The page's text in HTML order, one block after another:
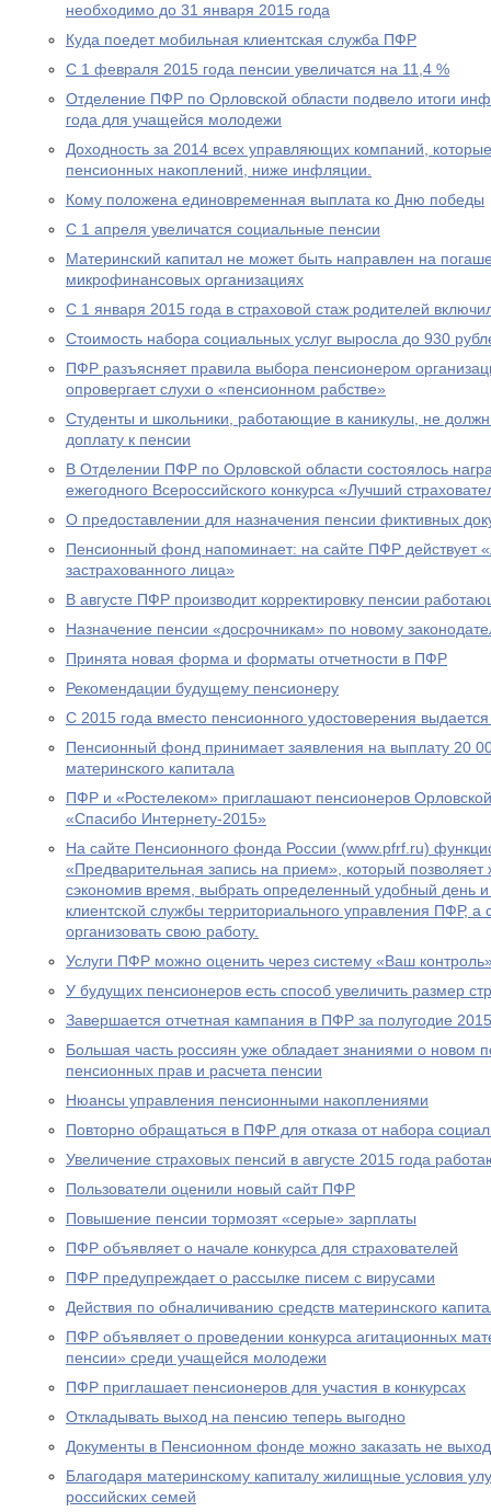
необходимо до 31 января 2015 года
Куда поедет мобильная клиентская служба ПФР
С 1 февраля 2015 года пенсии увеличатся на 11,4 %
Отделение ПФР по Орловской области подвело итоги
года для учащейся молодежи
Доходность за 2014 всех управляющих компаний,
пенсионных накоплений, ниже инфляции.
Кому положена единовременная выплата ко Дню победы
С 1 апреля увеличатся социальные пенсии
Материнский капитал не может быть направлен на
микрофинансовых организациях
С 1 января 2015 года в страховой стаж родителей
Стоимость набора социальных услуг выросла до 930
ПФР разъясняет правила выбора пенсионером
опровергает слухи о «пенсионном рабстве»
Студенты и школьники, работающие в каникулы, не
доплату к пенсии
В Отделении ПФР по Орловской области состоялось
ежегодного Всероссийского конкурса «Лучший
О предоставлении для назначения пенсии фиктивных
Пенсионный фонд напоминает: на сайте ПФР действует
застрахованного лица»
В августе ПФР производит корректировку пенсии
Назначение пенсии «досрочникам» по новому
Принята новая форма и форматы отчетности в ПФР
Рекомендации будущему пенсионеру
С 2015 года вместо пенсионного удостоверения выдается
Пенсионный фонд принимает заявления на выплату 20
материнского капитала
ПФР и «Ростелеком» приглашают пенсионеров Орловской
«Спасибо Интернету-2015»
На сайте Пенсионного фонда России (www.pfrf.ru)
«Предварительная запись на прием», который
сэкономив время, выбрать определенный удобный день
клиентской службы территориального управления ПФР,
организовать свою работу.
Услуги ПФР можно оценить через систему «Ваш
У будущих пенсионеров есть способ увеличить размер
Завершается отчетная кампания в ПФР за полугодие
Большая часть россиян уже обладает знаниями о новом
пенсионных прав и расчета пенсии
Нюансы управления пенсионными накоплениями
Повторно обращаться в ПФР для отказа от набора
Увеличение страховых пенсий в августе 2015 года
Пользователи оценили новый сайт ПФР
Повышение пенсии тормозят «серые» зарплаты
ПФР объявляет о начале конкурса для страхователей
ПФР предупреждает о рассылке писем с вирусами
Действия по обналичиванию средств материнского
ПФР объявляет о проведении конкурса агитационных
пенсии» среди учащейся молодежи
ПФР приглашает пенсионеров для участия в конкурсах
Откладывать выход на пенсию теперь выгодно
Документы в Пенсионном фонде можно заказать не
Благодаря материнскому капиталу жилищные условия
российских семей